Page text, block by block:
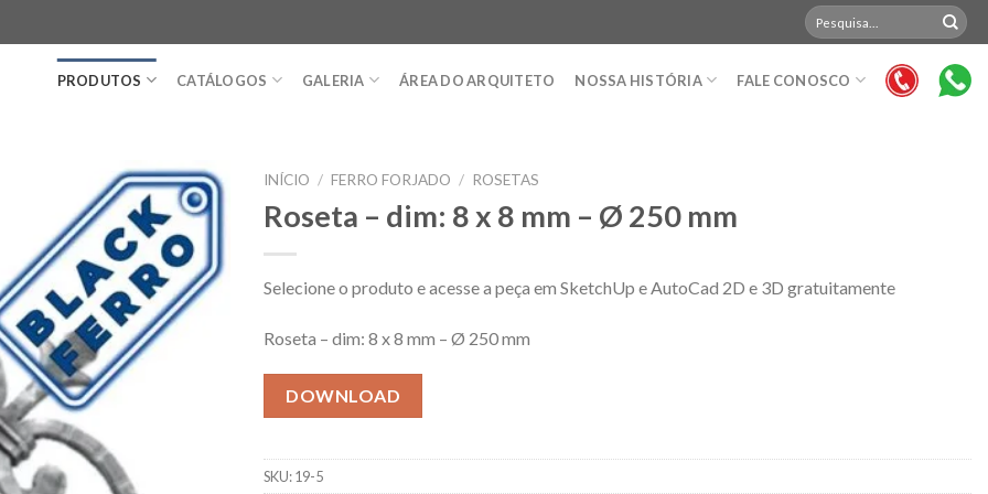
Pesquisar
por:
PRODUTOS CATÁLOGOS GALERIA ÁREA DO ARQUITETO NOSSA HISTÓRIA FALE CONOSCO
INÍCIO / FERRO FORJADO / ROSETAS
Roseta – dim: 8 x 8 mm – Ø 250 mm
Selecione o produto e acesse a peça em SketchUp e AutoCad 2D e 3D gratuitamente
Roseta – dim: 8 x 8 mm – Ø 250 mm
DOWNLOAD
SKU:19-5